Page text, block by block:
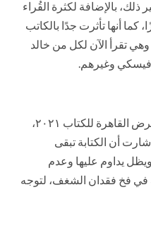
ذلك، بالإضافة لكثرة القُراء
كما أنها تأثرت جدًا بالكاتب
وهي تقرأ الآن لكل من خالد
وغيرهم.
شاركت بكتاب قصصي مُجمع بمعرض القاهرة للكتاب ٢٠٢١،
أن الكتابة تبقى
يداوم عليها وعدم
في فخ فقدان الشغف، لتوجه